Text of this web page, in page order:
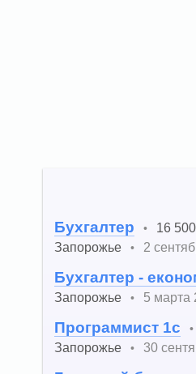
Бухгалтер • 16
Запорожье
• 2
Бухгалтер -
Запорожье
• 5 марта
Программист 1c •
Запорожье
• 30